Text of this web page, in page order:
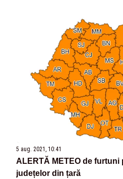
5 aug. 2021, 10:41
ALERTĂ METEO de furtuni
județelor din țară